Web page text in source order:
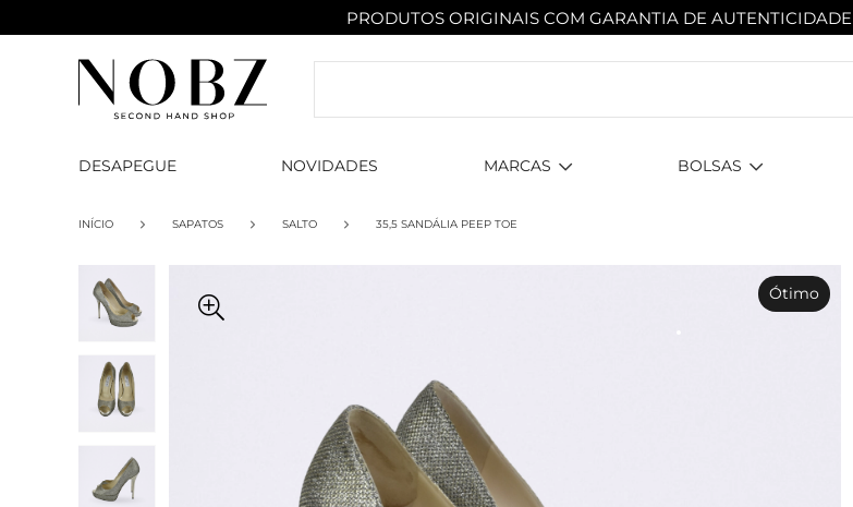
PRODUTOS ORIGINAIS COM GARANTIA DE AUTENTICIDADE
DESAPEGUE NOVIDADES MARCAS BOLSAS
INÍCIO SAPATOS SALTO 35,5 SANDÁLIA PEEP TOE
Ótimo